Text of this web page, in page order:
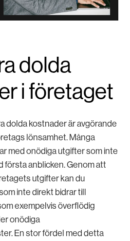
dolda
i företaget
dolda kostnader är avgörande
lönsamhet. Många
med onödiga utgifter som inte
första anblicken. Genom att
utgifter kan du
inte direkt bidrar till
exempelvis överflödig
onödiga
En stor fördel med detta